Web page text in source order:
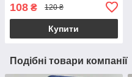
108 ₴ 120 ₴
Купити
Подібні товари компанії